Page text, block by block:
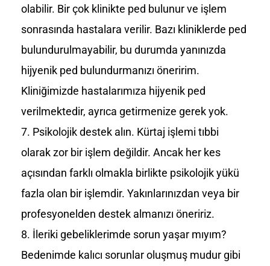
olabilir. Bir çok klinikte ped bulunur ve işlem
sonrasında hastalara verilir. Bazı kliniklerde ped
bulundurulmayabilir, bu durumda yanınızda
hijyenik ped bulundurmanızı öneririm.
Kliniğimizde hastalarımıza hijyenik ped
verilmektedir, ayrıca getirmenize gerek yok.
Psikolojik destek alın. Kürtaj işlemi tıbbi
olarak zor bir işlem değildir. Ancak her kes
açısından farklı olmakla birlikte psikolojik yükü
fazla olan bir işlemdir. Yakınlarınızdan veya bir
profesyonelden destek almanızı öneririz.
İleriki gebeliklerimde sorun yaşar mıyım?
Bedenimde kalıcı sorunlar oluşmuş mudur gibi